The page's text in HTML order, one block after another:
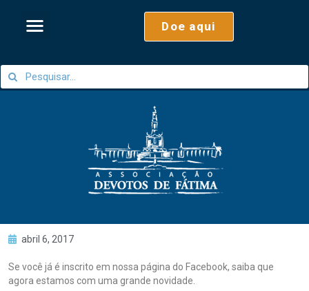
Doe aqui
abril 6, 2017
Se você já é inscrito em nossa página do Facebook, saiba que
agora estamos com uma grande novidade.